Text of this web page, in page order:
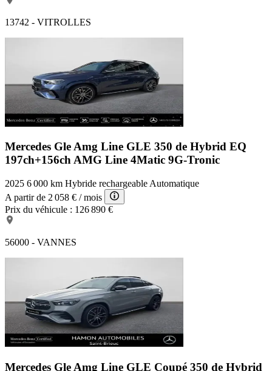
13742 - VITROLLES
Mercedes Gle Amg Line GLE 350 de Hybrid EQ
197ch+156ch AMG Line 4Matic 9G-Tronic
2025 6 000 km Hybride rechargeable Automatique
A partir de 2 058 € / mois
Prix du véhicule : 126 890 €
56000 - VANNES
Mercedes Gle Amg Line GLE Coupé 350 de Hybrid